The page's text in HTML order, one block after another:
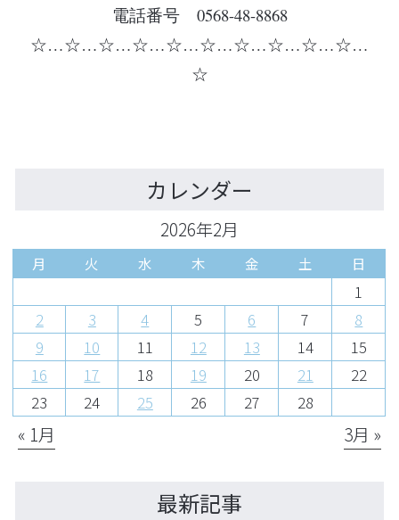
電話番号 0568-48-8868
☆…☆…☆…☆…☆…☆…☆…☆…☆…☆…
☆
カレンダー
2026年2月
月 火 水 木 金 土 日
1
2
3 4 5 6 7
8
9
10 11 12 13 14
15
16
17 18 19 20 21
22
23
24 25 26 27 28
« 1月 3月 »
最新記事